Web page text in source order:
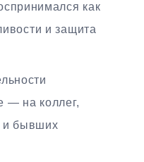
как
и защита
— на коллег,
и бывших